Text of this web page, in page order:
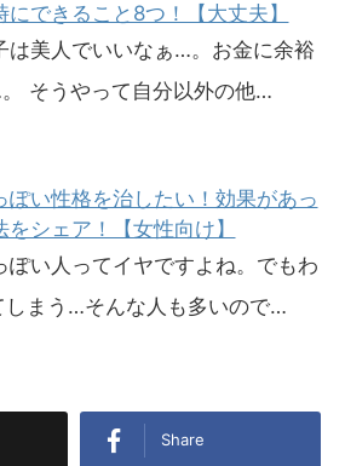
にできること8つ！【大丈夫】
は美人でいいなぁ…。お金に余裕
そうやって自分以外の他…
ぽい性格を治したい！効果があっ
をシェア！【女性向け】
ぽい人ってイヤですよね。でもわ
しまう…そんな人も多いので…
Share